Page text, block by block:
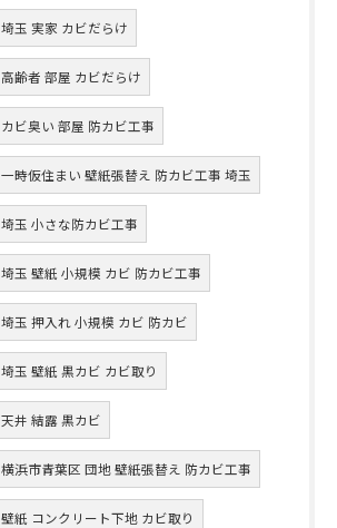
埼玉 実家 カビだらけ
高齢者 部屋 カビだらけ
カビ臭い 部屋 防カビ工事
一時仮住まい 壁紙張替え 防カビ工事 埼玉
埼玉 小さな防カビ工事
埼玉 壁紙 小規模 カビ 防カビ工事
埼玉 押入れ 小規模 カビ 防カビ
埼玉 壁紙 黒カビ カビ取り
天井 結露 黒カビ
横浜市青葉区 団地 壁紙張替え 防カビ工事
壁紙 コンクリート下地 カビ取り